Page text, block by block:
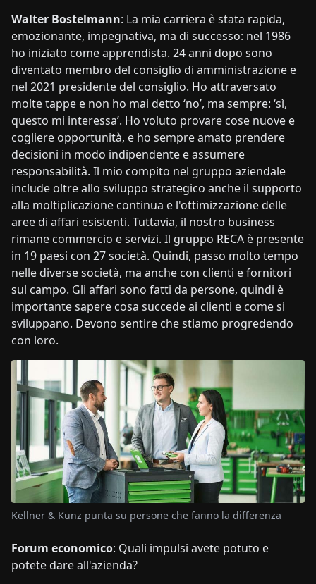
Walter Bostelmann: La mia carriera è stata rapida,
emozionante, impegnativa, ma di successo: nel 1986
ho iniziato come apprendista. 24 anni dopo sono
diventato membro del consiglio di amministrazione e
nel 2021 presidente del consiglio. Ho attraversato
molte tappe e non ho mai detto ‘no’, ma sempre: ‘sì,
questo mi interessa’. Ho voluto provare cose nuove e
cogliere opportunità, e ho sempre amato prendere
decisioni in modo indipendente e assumere
responsabilità. Il mio compito nel gruppo aziendale
include oltre allo sviluppo strategico anche il supporto
alla moltiplicazione continua e l'ottimizzazione delle
aree di affari esistenti. Tuttavia, il nostro business
rimane commercio e servizi. Il gruppo RECA è presente
in 19 paesi con 27 società. Quindi, passo molto tempo
nelle diverse società, ma anche con clienti e fornitori
sul campo. Gli affari sono fatti da persone, quindi è
importante sapere cosa succede ai clienti e come si
sviluppano. Devono sentire che stiamo progredendo
con loro.
Kellner & Kunz punta su persone che fanno la differenza
Forum economico: Quali impulsi avete potuto e
potete dare all'azienda?